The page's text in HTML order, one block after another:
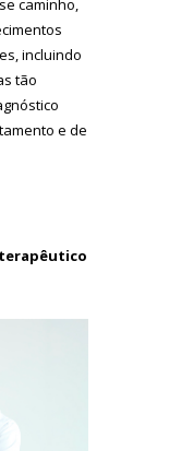
caminho,
incluindo
tão
e de